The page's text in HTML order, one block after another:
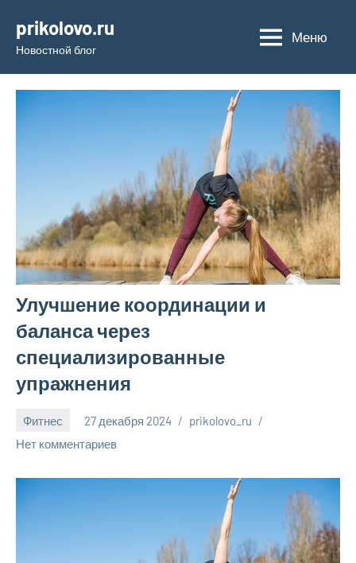
содержимому
prikolovo.ru
Новостной блог
Меню
Улучшение координации и
баланса через
специализированные
упражнения
Фитнес 27 декабря 2024
prikolovo_ru
Нет комментариев